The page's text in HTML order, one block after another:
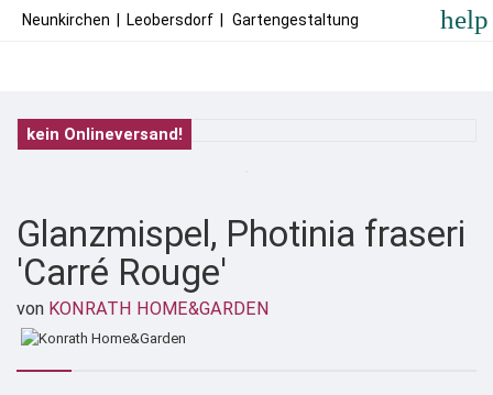
Neunkirchen Leobersdorf Gartengestaltung help
kein Onlineversand!
Glanzmispel, Photinia fraseri
'Carré Rouge'
von KONRATH HOME&GARDEN